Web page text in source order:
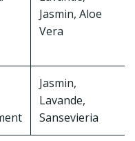
Jasmin, Aloe
Vera
Jasmin,
Lavande,
Sansevieria